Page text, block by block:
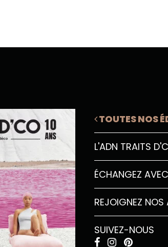
TOUTES NOS
L'ADN TRAITS
ÉCHANGEZ
REJOIGNEZ NOS
SUIVEZ-NOUS